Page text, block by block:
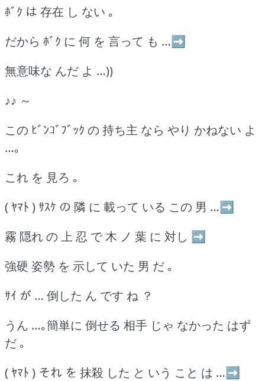
ﾎﾞｸ は 存在 し ない ｡
だから ﾎﾞｸ に 何 を 言って も …➡
無意味な んだ よ …))
♪♪ ～
この ﾋﾞﾝｺﾞﾌﾞｯｸ の 持ち主 なら やり かねない よ
…｡
これ を 見ろ ｡
( ﾔﾏﾄ ) ｻｽｹ の 隣 に 載って いる この 男 …➡
霧 隠れ の 上 忍 で 木 ノ 葉 に 対し ➡
強硬 姿勢 を 示して いた 男 だ ｡
ｻｲ が … 倒した ん です ね ？
うん …｡簡単に 倒せる 相手 じゃ なかった はず
だ ｡
( ﾔﾏﾄ ) それ を 抹殺 した と いう こと は …➡